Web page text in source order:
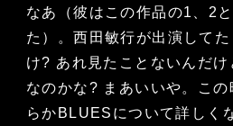
なあ（彼はこの作品の1、2
た）。西田敏行が出演して
け? あれ見たことないんだ
なのかな? まあいいや。この
らかBLUESについて詳しく